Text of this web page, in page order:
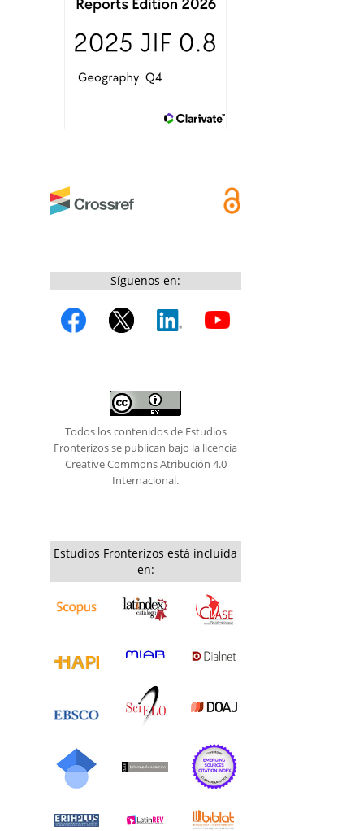
Síguenos en:
Todos los contenidos de Estudios
Fronterizos se publican bajo la licencia
Creative Commons Atribución 4.0
Internacional.
Estudios Fronterizos está incluida
en: